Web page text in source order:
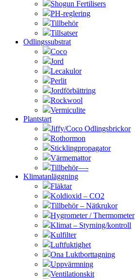
Shogun Fertilisers
PH-reglering
Tillbehör
Tillsatser
Odlingssubstrat
Coco
Jord
Lecakulor
Perlit
Jordförbättring
Rockwool
Vermiculite
Plantstart
Jiffy/Coco Odlingsbrickor
Rothormon
Sticklingpropagator
Värmemattor
Tillbehör—-
Klimatanläggning
Fläktar
Koldioxid – CO2
Tillbehör – Nätkrukor
Hygrometer / Thermometer
Klimat – Styrning/kontroll
Kulfilter
Luftfuktighet
Ona Luktborttagning
Uppvärmning
Ventilationskit